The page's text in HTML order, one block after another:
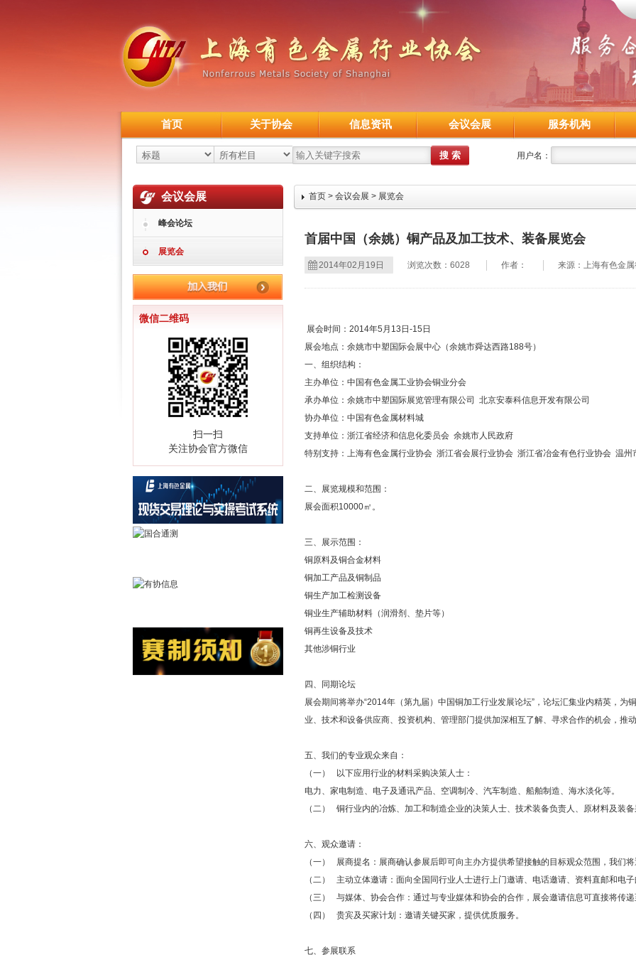
首页 关于协会 信息资讯 会议会展 服务机构
用户名：
会议会展
峰会论坛
展览会
微信二维码
扫一扫
关注协会官方微信
首页 > 会议会展 > 展览会
首届中国（余姚）铜产品及加工技术、装备展览会
2014年02月19日 浏览次数：6028 作者： 来源：上海有色金
展会时间：2014年5月13日-15日
展会地点：余姚市中塑国际会展中心（余姚市舜达西路188号）
一、组织结构：
主办单位：中国有色金属工业协会铜业分会
承办单位：余姚市中塑国际展览管理有限公司 北京安泰科信息开发有限公司
协办单位：中国有色金属材料城
支持单位：浙江省经济和信息化委员会 余姚市人民政府
特别支持：上海有色金属行业协会 浙江省会展行业协会 浙江省冶金有色行业协会 温州
二、展览规模和范围：
展会面积10000㎡。
三、展示范围：
铜原料及铜合金材料
铜加工产品及铜制品
铜生产加工检测设备
铜业生产辅助材料（润滑剂、垫片等）
铜再生设备及技术
其他涉铜行业
四、同期论坛
展会期间将举办“2014年（第九届）中国铜加工行业发展论坛”，论坛汇集业内精英，为
业、技术和设备供应商、投资机构、管理部门提供加深相互了解、寻求合作的机会，推动
五、我们的专业观众来自：
（一） 以下应用行业的材料采购决策人士：
电力、家电制造、电子及通讯产品、空调制冷、汽车制造、船舶制造、海水淡化等。
（二） 铜行业内的冶炼、加工和制造企业的决策人士、技术装备负责人、原材料及装备
六、观众邀请：
（一） 展商提名：展商确认参展后即可向主办方提供希望接触的目标观众范围，我们
（二） 主动立体邀请：面向全国同行业人士进行上门邀请、电话邀请、资料直邮和电
（三） 与媒体、协会合作：通过与专业媒体和协会的合作，展会邀请信息可直接将传递
（四） 贵宾及买家计划：邀请关键买家，提供优质服务。
七、参展联系